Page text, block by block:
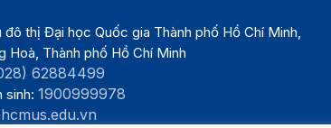
đô thị Đại học Quốc gia Thành phố Hồ Chí Minh,
Hoà, Thành phố Hồ Chí Minh
62884499
sinh:1900999978